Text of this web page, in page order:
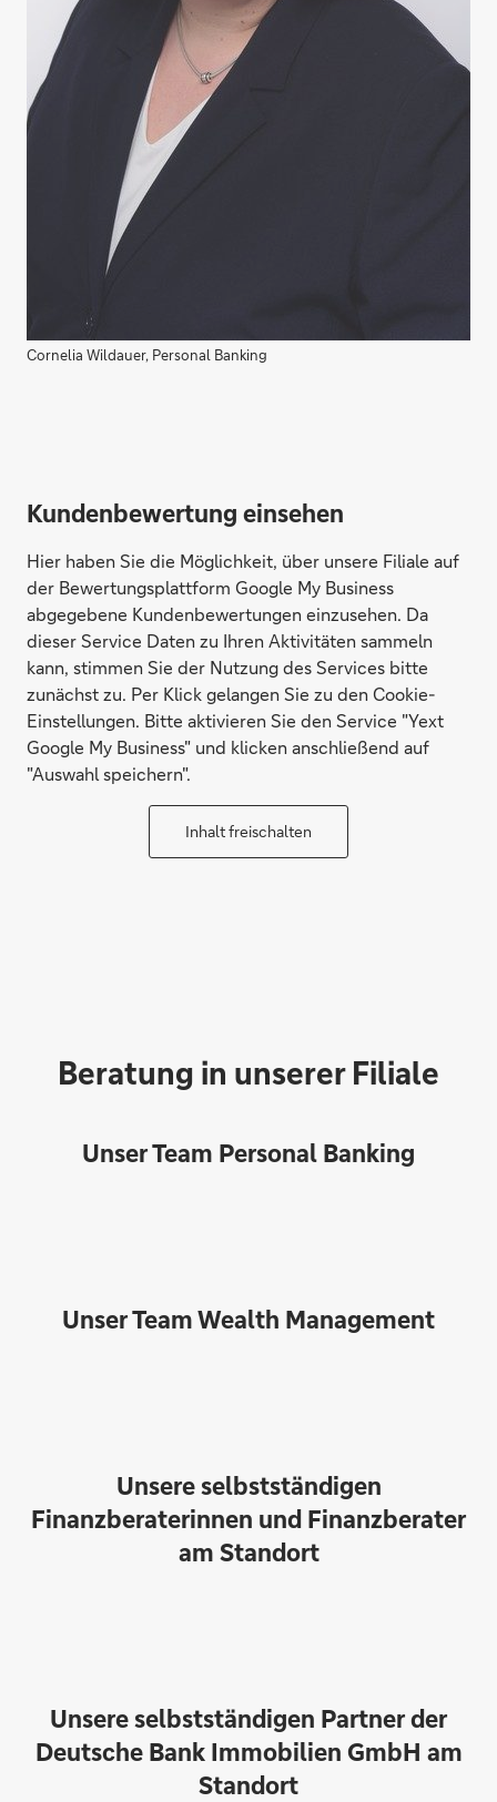
Cornelia Wildauer, Personal Banking
Kundenbewertung einsehen
Hier haben Sie die Möglichkeit, über unsere Filiale auf
der Bewertungsplattform Google My Business
abgegebene Kundenbewertungen einzusehen. Da
dieser Service Daten zu Ihren Aktivitäten sammeln
kann, stimmen Sie der Nutzung des Services bitte
zunächst zu. Per Klick gelangen Sie zu den Cookie-
Einstellungen. Bitte aktivieren Sie den Service "Yext
Google My Business" und klicken anschließend auf
"Auswahl speichern".
Inhalt freischalten
Beratung in unserer Filiale
Unser Team Personal Banking
Unser Team Wealth Management
Unsere selbstständigen
Finanzberaterinnen und Finanzberater
am Standort
Unsere selbstständigen Partner der
Deutsche Bank Immobilien GmbH am
Standort